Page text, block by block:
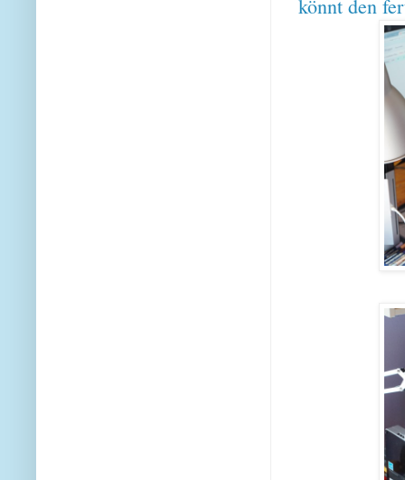
könnt den